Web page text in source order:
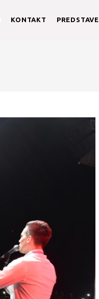
KONTAKT PREDSTAVE